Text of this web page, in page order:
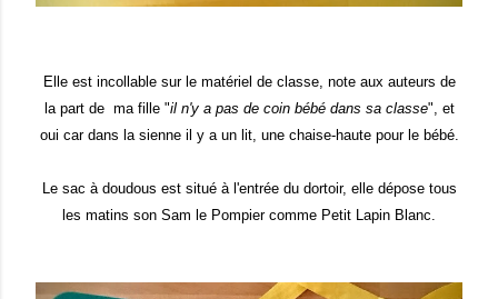
Elle est incollable sur le matériel de classe, note aux auteurs de
la part de ma fille "il n'y a pas de coin bébé dans sa classe", et
oui car dans la sienne il y a un lit, une chaise-haute pour le bébé.
Le sac à doudous est situé à l'entrée du dortoir, elle dépose tous
les matins son Sam le Pompier comme Petit Lapin Blanc.